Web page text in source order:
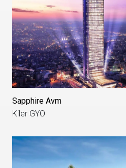
Sapphire Avm
Kiler GYO